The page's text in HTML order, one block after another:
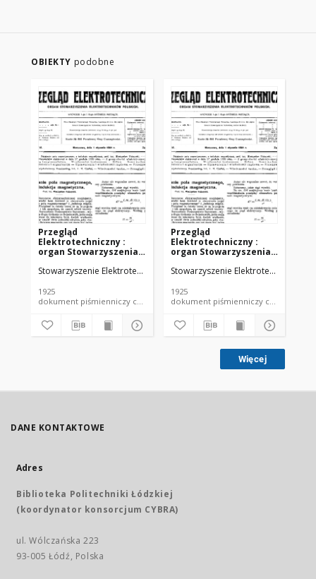
OBIEKTY podobne
Przegląd
Elektrotechniczny :
organ Stowarzyszenia
Polskich R. VII z. 22
Stowarzyszenie Elektrotechników Polskich.
1925
dokument piśmienniczy czasopismo
Przegląd
Elektrotechniczny :
organ Stowarzyszenia
Polskich R. VII z. 23
Stowarzyszenie Elektrotechników
1925
dokument piśmienniczy czasopismo
Więcej
DANE KONTAKTOWE
Adres
Biblioteka Politechniki Łódzkiej
(koordynator konsorcjum CYBRA)
ul. Wólczańska 223
93-005 Łódź, Polska